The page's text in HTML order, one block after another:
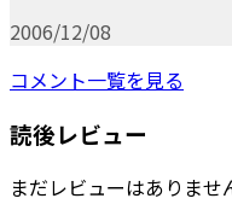
2006/12/08
コメント一覧を見る
読後レビュー
まだレビューはありませ